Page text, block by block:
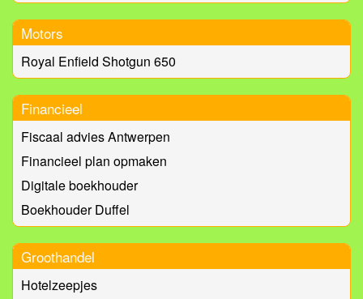
Motors
Royal Enfield Shotgun 650
Financieel
Fiscaal advies Antwerpen
Financieel plan opmaken
Digitale boekhouder
Boekhouder Duffel
Groothandel
Hotelzeepjes